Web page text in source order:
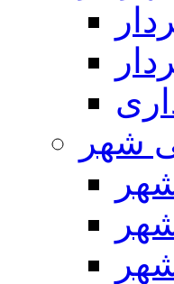
شهر